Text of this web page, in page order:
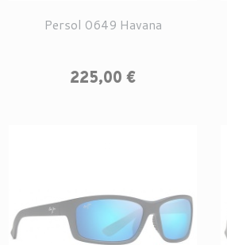
Persol 0649 Havana
Prix
225,00 €